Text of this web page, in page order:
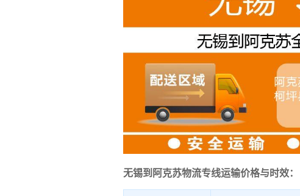
无锡到阿克苏物流专线运输价格与时效：